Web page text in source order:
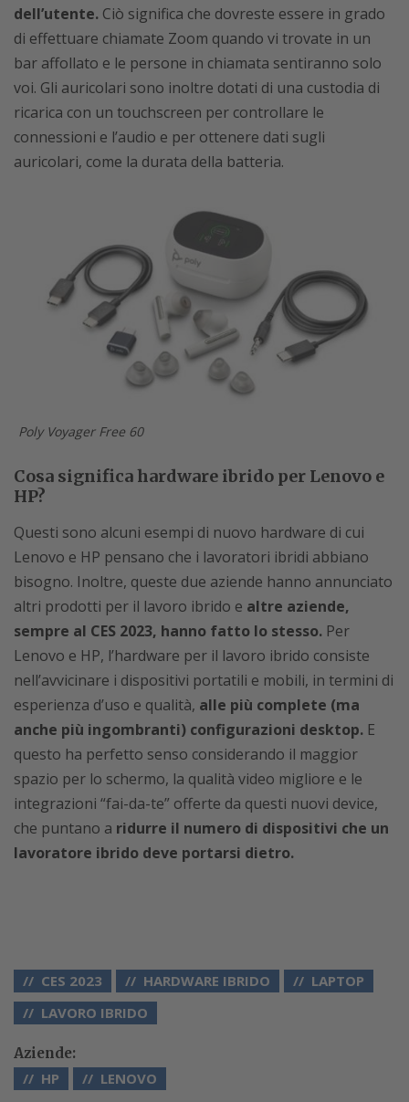
dell’utente. Ciò significa che dovreste essere in grado
di effettuare chiamate Zoom quando vi trovate in un
bar affollato e le persone in chiamata sentiranno solo
voi. Gli auricolari sono inoltre dotati di una custodia di
ricarica con un touchscreen per controllare le
connessioni e l’audio e per ottenere dati sugli
auricolari, come la durata della batteria.
Poly Voyager Free 60
Cosa significa hardware ibrido per Lenovo e
HP?
Questi sono alcuni esempi di nuovo hardware di cui
Lenovo e HP pensano che i lavoratori ibridi abbiano
bisogno. Inoltre, queste due aziende hanno annunciato
altri prodotti per il lavoro ibrido e altre aziende,
sempre al CES 2023, hanno fatto lo stesso. Per
Lenovo e HP, l’hardware per il lavoro ibrido consiste
nell’avvicinare i dispositivi portatili e mobili, in termini di
esperienza d’uso e qualità, alle più complete (ma
anche più ingombranti) configurazioni desktop. E
questo ha perfetto senso considerando il maggior
spazio per lo schermo, la qualità video migliore e le
integrazioni “fai-da-te” offerte da questi nuovi device,
che puntano a ridurre il numero di dispositivi che un
lavoratore ibrido deve portarsi dietro.
CES 2023 HARDWARE IBRIDO
LAPTOP
LAVORO IBRIDO
Aziende:
HP LENOVO